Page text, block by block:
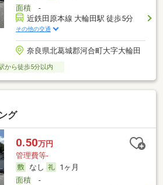
面積-
近鉄田原本線 大輪田駅 徒歩5分
その他の交通
奈良県北葛城郡河合町大字大輪田
から徒歩5分以内
グ
0.50万円
管理費等-
なし
1ヶ月
面積-